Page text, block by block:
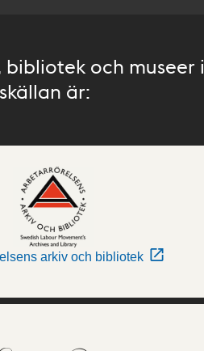
och museer i
är:
arkiv och bibliotek